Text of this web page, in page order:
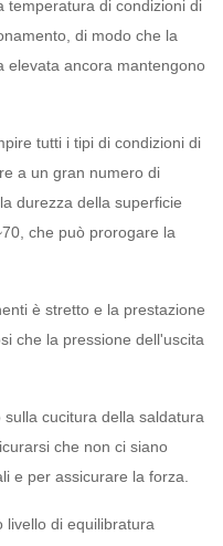
assegnare
Q345,
Q345,
SS304, SS316,
DB685…
edili)
carbonio ad
resistenza,
acciaio
temperatura di condizioni di
di modo che la
elevata ancora mantengono
tutti i tipi di condizioni di
a un gran numero di
durezza della superficie
che può prorogare la
è stretto e la prestazione
che la pressione dell'uscita
cucitura della saldatura
che non ci siano
e per assicurare la forza.
livello di equilibratura